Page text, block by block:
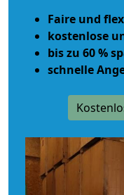
Faire und
kostenlose
bis zu 60 %
schnelle